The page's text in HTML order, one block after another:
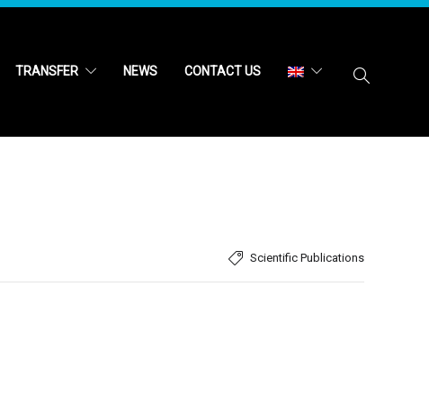
TRANSFER NEWS CONTACT US
Scientific Publications